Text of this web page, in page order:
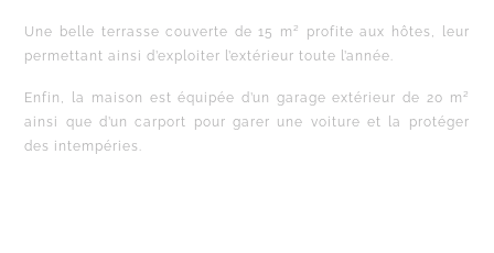
Une belle terrasse couverte de 15 m² profite aux hôtes, leur
permettant ainsi d’exploiter l’extérieur toute l’année.
Enfin, la maison est équipée d’un garage extérieur de 20 m²
ainsi que d’un carport pour garer une voiture et la protéger
des intempéries.